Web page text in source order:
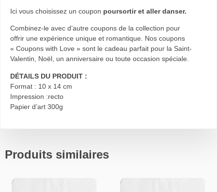
Ici vous choisissez un coupon poursortir et aller danser.
Combinez-le avec d’autre coupons de la collection pour
offrir une expérience unique et romantique. Nos coupons
« Coupons with Love » sont le cadeau parfait pour la Saint-
Valentin, Noël, un anniversaire ou toute occasion spéciale.
DÉTAILS DU PRODUIT :
Format : 10 x 14 cm
Impression :recto
Papier d’art 300g
Produits similaires